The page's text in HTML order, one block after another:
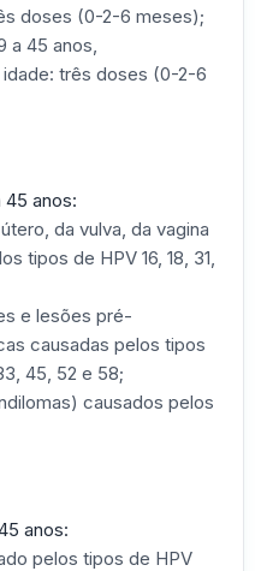
doses (0-2-6 meses);
a 45 anos,
três doses (0-2-6
45 anos:
da vulva, da vagina
tipos de HPV 16, 18, 31,
e lesões pré-
causadas pelos tipos
45, 52 e 58;
causados pelos
anos:
pelos tipos de HPV